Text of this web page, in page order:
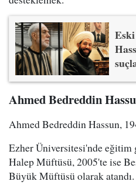
Ahmed Bedreddin
Ahmed Bedreddin Hassun,
Ezher Üniversitesi'nde eğitim
Halep Müftüsü, 2005'te ise
Büyük Müftüsü olarak atandı.